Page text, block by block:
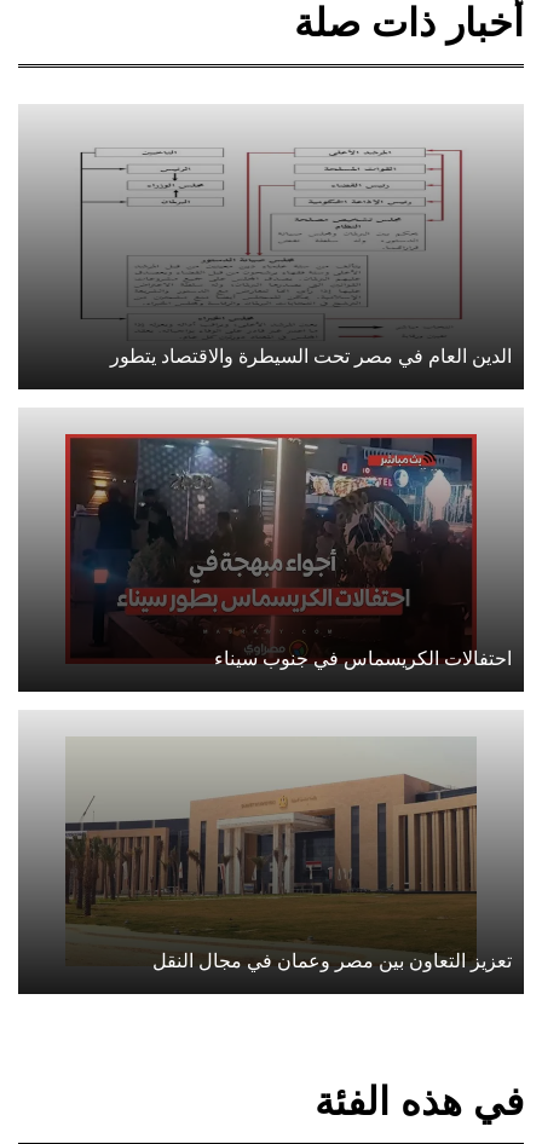
أخبار ذات صلة
الدين العام في مصر تحت السيطرة والاقتصاد يتطور
احتفالات الكريسماس في جنوب سيناء
تعزيز التعاون بين مصر وعمان في مجال النقل
في هذه الفئة